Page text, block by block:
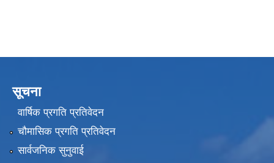
सूचना
वार्षिक प्रगति प्रतिवेदन
चौमासिक प्रगति प्रतिवेदन
सार्वजनिक सुनुवाई